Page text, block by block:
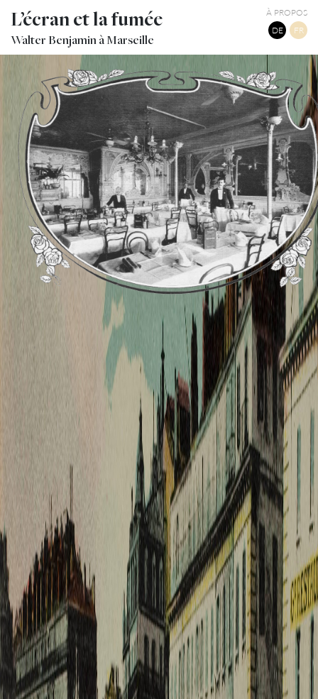
L’écran et la fumée
Walter Benjamin à Marseille
À PROPOS
DE
FR
LE RESTURANT BASSO À MARSEILLE
TWITTER TUMBLR PINTEREST